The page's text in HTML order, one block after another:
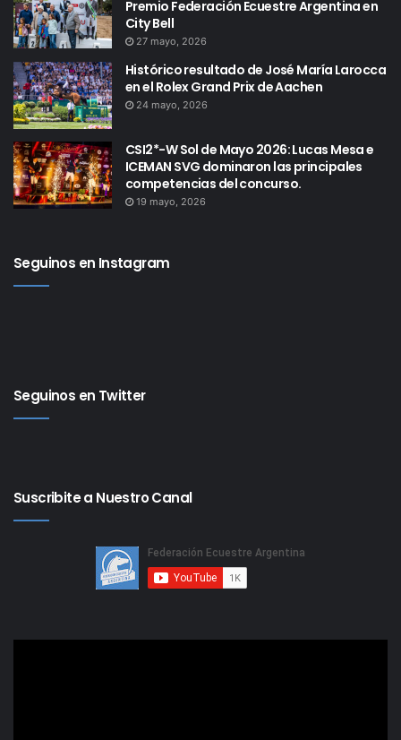
Premio Federación Ecuestre Argentina en
City Bell
27 mayo, 2026
Histórico resultado de José María Larocca
en el Rolex Grand Prix de Aachen
24 mayo, 2026
CSI2*-W Sol de Mayo 2026: Lucas Mesa e
ICEMAN SVG dominaron las principales
competencias del concurso.
19 mayo, 2026
Seguinos en Instagram
Seguinos en Twitter
Suscribite a Nuestro Canal